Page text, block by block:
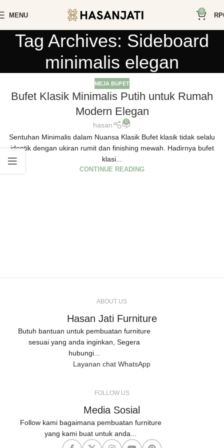
MENU
0
RP
Tag Archives: Sideboard
minimalis elegan
MEJA BUFET
Bufet Klasik Minimalis Putih untuk Rumah
Modern Elegan
hasan 0
Sentuhan Minimalis dalam Nuansa Klasik Bufet klasik tidak selalu
identik dengan ukiran rumit dan finishing mewah. Hadirnya bufet
klasi...
CONTINUE READING
ABOUT US
Hasan Jati Furniture
Butuh bantuan untuk pembuatan furniture
sesuai yang anda inginkan, Segera
hubungi...
Layanan chat WhatsApp
FOLLOW US
Media Sosial
Follow kami bagaimana pembuatan furniture
yang kami buat untuk anda...